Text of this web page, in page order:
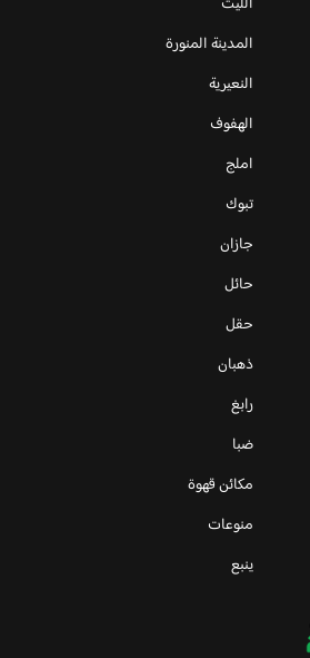
المدينة المنورة
النعيرية
الهفوف
املج
تبوك
جازان
حائل
حقل
ذهبان
رابغ
ضبا
مكائن قهوة
منوعات
ينبع